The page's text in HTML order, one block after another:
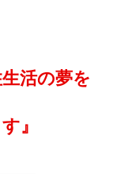
活の夢を
』